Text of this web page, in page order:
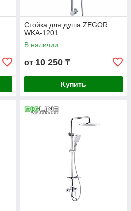
Стойка для душа ZEGOR
WKA-1201
В наличии
от 10 250 ₸
Купить